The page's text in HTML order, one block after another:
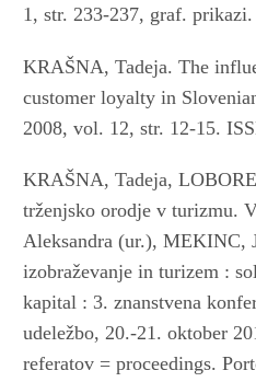
1, str. 233-237, graf.
KRAŠNA, Tadeja. The
customer loyalty in
2008, vol. 12, str. 12-15.
KRAŠNA, Tadeja,
trženjsko orodje v turizmu.
Aleksandra (ur.), MEKINC,
izobraževanje in turizem :
kapital : 3. znanstvena
udeležbo, 20.-21. oktober
referatov = proceedings.